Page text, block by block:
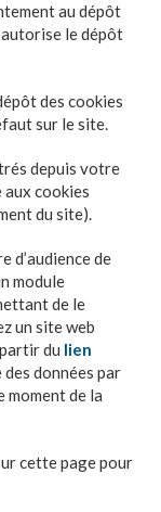
au dépôt
le dépôt
des cookies
sur le site.
depuis votre
cookies
du site).
d’audience de
module
de le
un site web
du lien
données par
de la
cette page pour